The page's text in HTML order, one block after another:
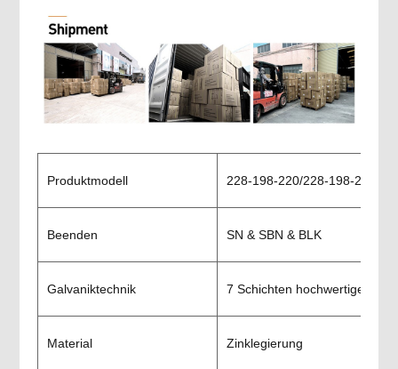
Produktmodell 228-198-220/228-198-260
Beenden SN & SBN & BLK
Galvaniktechnik 7 Schichten hochwertiges
Material Zinklegierung